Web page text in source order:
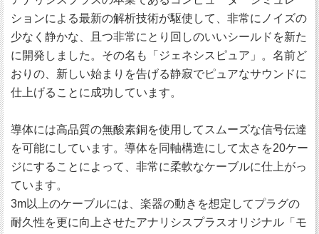
ションによる最新の解析技術が駆使して、非常にノイズの
少なく静かな、且つ非常にとり回しのいいシールドを新た
に開発しました。その名も「ジェネシスピュア」。名前ど
おりの、新しい始まりを告げる静寂でピュアなサウンドに
仕上げることに成功しています。
導体には高品質の無酸素銅を使用してスムーズな信号伝達
を可能にしています。導体を同軸構造にして太さを20ケー
ジにすることによって、非常に柔軟なケーブルに仕上がっ
ています。
3m以上のケーブルには、楽器の動きを想定してプラグの
耐久性を更に向上させたアナリシスプラスオリジナル「モ